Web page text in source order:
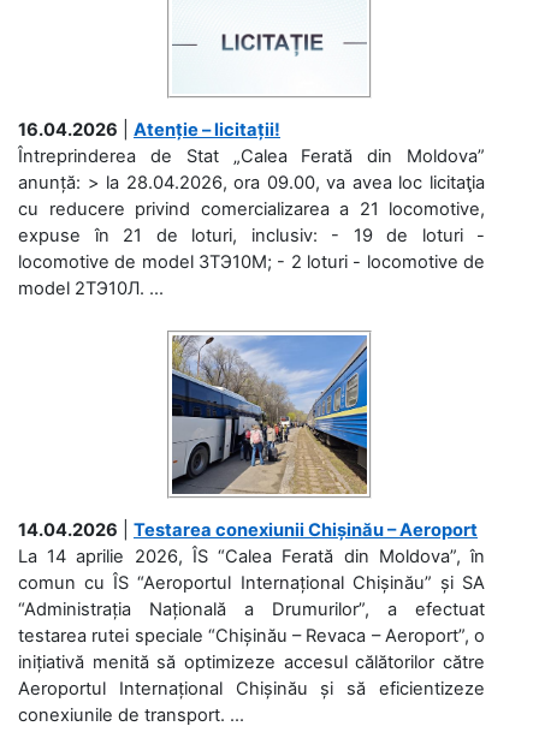
16.04.2026
Atenție – licitații!
Întreprinderea de Stat „Calea Ferată din Moldova”
anunță: > la 28.04.2026, ora 09.00, va avea loc licitaţia
cu reducere privind comercializarea a 21 locomotive,
expuse în 21 de loturi, inclusiv: - 19 de loturi -
locomotive de model 3ТЭ10М; - 2 loturi - locomotive de
model 2ТЭ10Л. ...
14.04.2026
Testarea conexiunii Chișinău – Aeroport
La 14 aprilie 2026, ÎS “Calea Ferată din Moldova”, în
comun cu ÎS “Aeroportul Internațional Chișinău” și SA
“Administrația Națională a Drumurilor”, a efectuat
testarea rutei speciale “Chișinău – Revaca – Aeroport”, o
inițiativă menită să optimizeze accesul călătorilor către
Aeroportul Internațional Chișinău și să eficientizeze
conexiunile de transport. ...